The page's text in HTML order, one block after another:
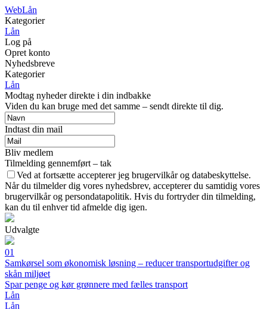
WebLån
Kategorier
Lån
Log på
Opret konto
Nyhedsbreve
Kategorier
Lån
Modtag nyheder direkte i din indbakke
Viden du kan bruge med det samme – sendt direkte til dig.
Indtast din mail
Bliv medlem
Tilmelding gennemført – tak
Ved at fortsætte accepterer jeg brugervilkår og databeskyttelse.
Når du tilmelder dig vores nyhedsbrev, accepterer du samtidig vores
brugervilkår og persondatapolitik. Hvis du fortryder din tilmelding,
kan du til enhver tid afmelde dig igen.
Udvalgte
01
Samkørsel som økonomisk løsning – reducer transportudgifter og
skån miljøet
Spar penge og kør grønnere med fælles transport
Lån
Lån